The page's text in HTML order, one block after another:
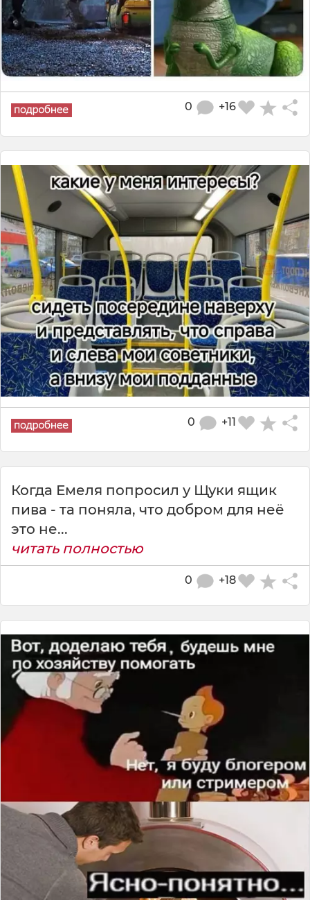
+16
0
+11
0
Когда Емеля попросил у Щуки ящик
пива - та поняла, что добром для неё
это не...
читать полностью
+18
0